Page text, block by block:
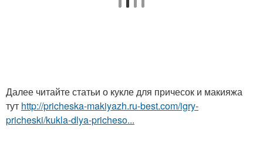
Далее читайте статьи о кукле для причесок и макияжа
тут http://pricheska-makiyazh.ru-best.com/igry-
pricheski/kukla-dlya-pricheso...